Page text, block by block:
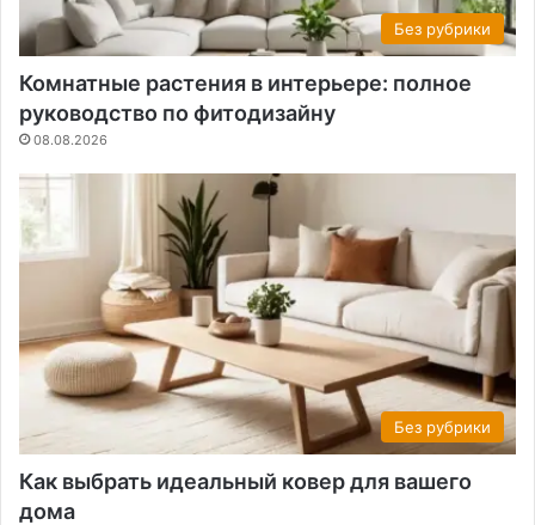
Без рубрики
Комнатные растения в интерьере: полное
руководство по фитодизайну
08.08.2026
Без рубрики
Как выбрать идеальный ковер для вашего
дома